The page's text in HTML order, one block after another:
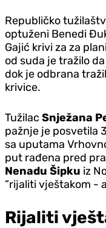
Republičko
optuženi Benedi
Gajić krivi za za
od suda je tražilo
dok je odbrana
krivice.
Tužilac Snježana
pažnje je posvetila
sa uputama
put rađena pred
Nenadu Šipku iz
”rijaliti vještakom -
Rijaliti